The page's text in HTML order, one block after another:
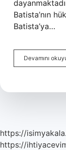
Batista’nın
Batista’ya…
Devamını
https://
https://